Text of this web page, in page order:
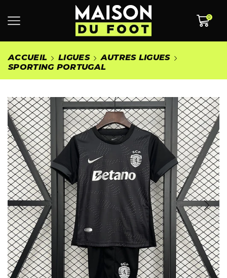
0
ACCUEIL LIGUES
AUTRES LIGUES
SPORTING PORTUGAL